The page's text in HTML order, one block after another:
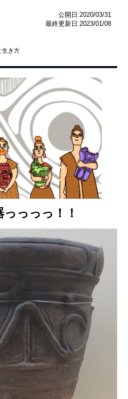
公開日:2020/03/31
最終更新日:2023/01/08
生き方
っっっっ！！